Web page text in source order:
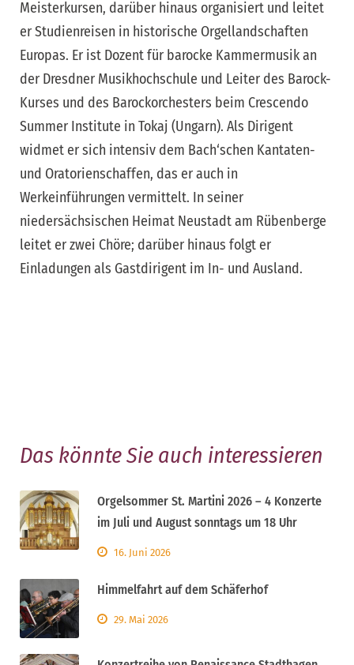
Meisterkursen, darüber hinaus organisiert und leitet
er Studienreisen in historische Orgellandschaften
Europas. Er ist Dozent für barocke Kammermusik an
der Dresdner Musikhochschule und Leiter des Barock-
Kurses und des Barockorchesters beim Crescendo
Summer Institute in Tokaj (Ungarn). Als Dirigent
widmet er sich intensiv dem Bach‘schen Kantaten-
und Oratorienschaffen, das er auch in
Werkeinführungen vermittelt. In seiner
niedersächsischen Heimat Neustadt am Rübenberge
leitet er zwei Chöre; darüber hinaus folgt er
Einladungen als Gastdirigent im In- und Ausland.
Das könnte Sie auch interessieren
Orgelsommer St. Martini 2026 – 4 Konzerte
im Juli und August sonntags um 18 Uhr
16. Juni 2026
Himmelfahrt auf dem Schäferhof
29. Mai 2026